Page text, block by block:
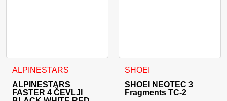
ALPINESTARS
ALPINESTARS
FASTER 4 ČEVLJI
Ta izdelek ima več različic. Možnosti lahko izberete na
SHOEI
SHOEI NEOTEC 3
Fragments TC-2
Ta izdelek ima več različic.